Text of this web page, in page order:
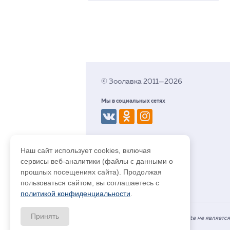
© Зоолавка 2011—2026
Мы в социальных сетях
Информация на сайте platon.site не
Наш сайт использует cookies, включая
сервисы веб-аналитики (файлы с данными о
прошлых посещениях сайта). Продолжая
пользоваться сайтом, вы соглашаетесь с
политикой конфиденциальности
Принять